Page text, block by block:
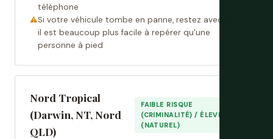
téléphone
Si votre véhicule tombe en panne, restez avec lui —
il est beaucoup plus facile à repérer qu'une
personne à pied
Nord Tropical
(Darwin, NT, Nord
QLD)
FAIBLE RISQUE
(CRIMINALITÉ) / ÉLEVÉ
(NATUREL)